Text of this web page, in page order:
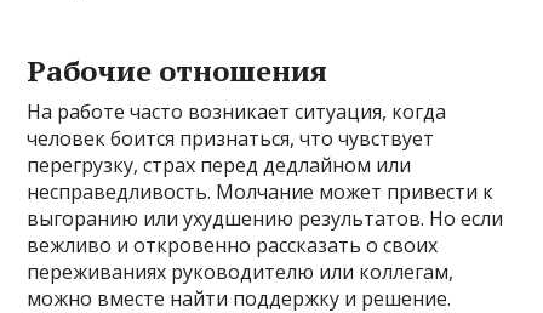
Рабочие отношения
На работе часто возникает ситуация, когда
человек боится признаться, что чувствует
перегрузку, страх перед дедлайном или
несправедливость. Молчание может привести к
выгоранию или ухудшению результатов. Но если
вежливо и откровенно рассказать о своих
переживаниях руководителю или коллегам,
можно вместе найти поддержку и решение.